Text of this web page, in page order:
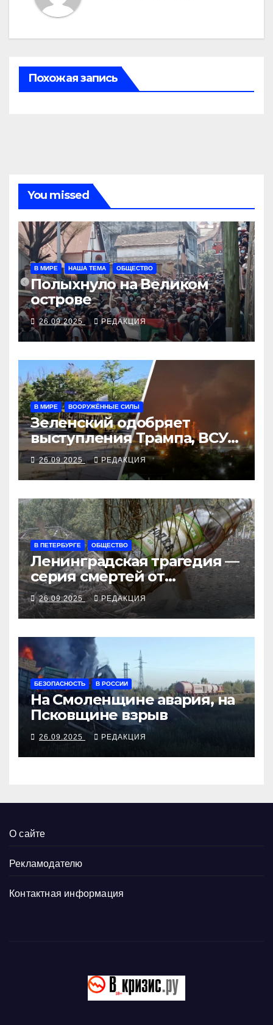
Похожая запись
You missed
В МИРЕ НАША ТЕМА ОБЩЕСТВО
Полыхнуло на Великом
острове
26.09.2025 РЕДАКЦИЯ
В МИРЕ ВООРУЖЁННЫЕ СИЛЫ
Зеленский одобряет
выступления Трампа, ВСУ
закрыли Добропольский
рубеж
26.09.2025 РЕДАКЦИЯ
В ПЕТЕРБУРГЕ ОБЩЕСТВО
Ленинградская трагедия —
серия смертей от
алкосуррогата
26.09.2025 РЕДАКЦИЯ
БЕЗОПАСНОСТЬ В РОССИИ
На Смоленщине авария, на
Псковщине взрыв
26.09.2025 РЕДАКЦИЯ
О сайте
Рекламодателю
Контактная информация